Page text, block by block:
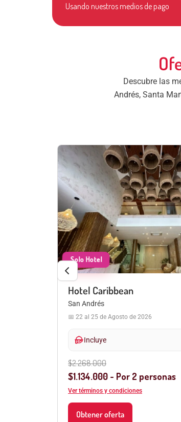
Usando nuestros medios de pago
Descubre las
Andrés, Santa
Hotel Caribbean
San Andrés
📅 22 al 25 de Agosto de 2026
hand_mealIncluye
$2.268.000
$1.134.000 - Por 2 personas
Ver términos y condiciones
Obtener oferta